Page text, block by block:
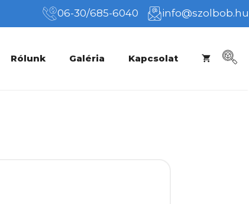
06-30/685-6040 info@szolbob.hu
Rólunk Galéria Kapcsolat